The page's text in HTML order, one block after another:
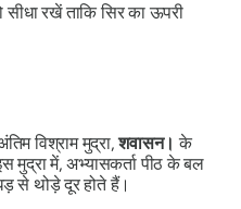
रखें ताकि सिर का ऊपरी
विश्राम मुद्रा,शवासन। के
मुद्रा में, अभ्यासकर्ता पीठ के बल
से थोड़े दूर होते हैं।